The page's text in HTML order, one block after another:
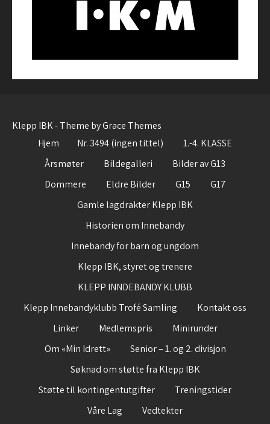
Klepp IBK - Theme by Grace Themes
Hjem
Nr. 3494 (ingen tittel)
1.-4. KLASSE
Årsmøter
Bildegalleri
Bilder av G13
Dommere
Eldre Bilder G15
G17
Gamle lagdrakter Klepp IBK
Historien om Innebandy
Innebandy for barn og ungdom
Klepp IBK, styret og trenere
KLEPP INNDEBANDY KLUBB
Klepp Innebandyklubb Trofé Samling
Kontakt oss
Linker
Medlemspris
Minirunder
Om «Min Idrett»
Senior – 1. og 2. divisjon
Søknad om støtte fra Klepp IBK
Støtte til kontingentutgifter
Treningstider
Våre Lag
Vedtekter